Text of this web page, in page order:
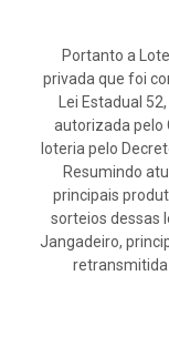
Portanto a
privada que foi
Lei Estadual
autorizada pelo
loteria pelo
Resumindo
principais
sorteios dessas
Jangadeiro,
retransmitida